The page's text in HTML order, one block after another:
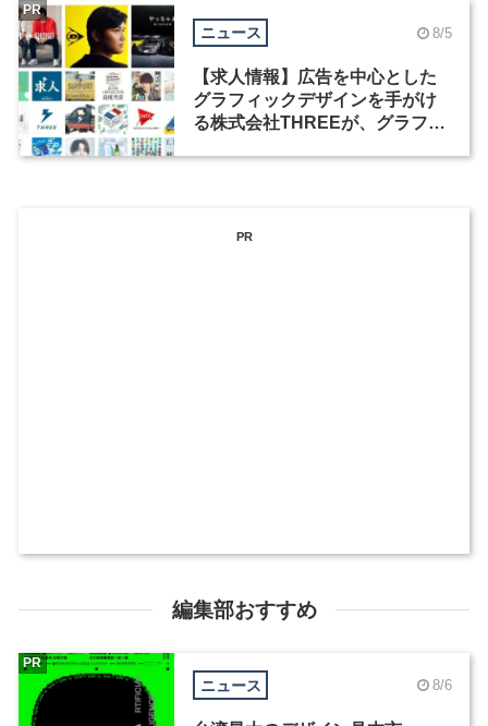
ニュース 8/5
【求人情報】広告を中心とした
グラフィックデザインを手がけ
る株式会社THREEが、グラフィ
PR
PR
編集部おすすめ
ニュース 8/6
PR